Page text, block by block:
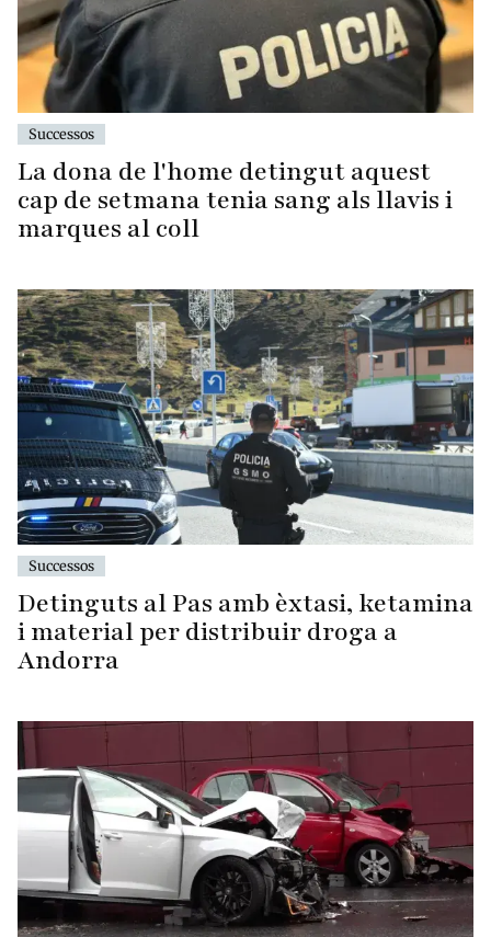
Successos
La dona de l'home detingut aquest
cap de setmana tenia sang als llavis i
marques al coll
Successos
Detinguts al Pas amb èxtasi, ketamina
i material per distribuir droga a
Andorra